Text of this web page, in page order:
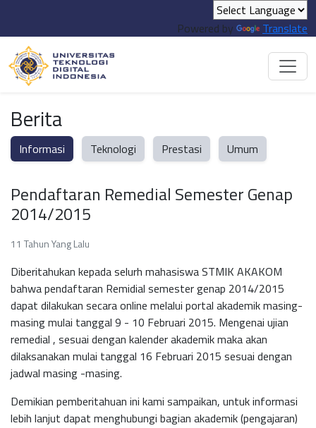
Powered by Translate
Berita
Informasi Teknologi Prestasi Umum
Pendaftaran Remedial Semester Genap
2014/2015
11 Tahun Yang Lalu
Diberitahukan kepada selurh mahasiswa STMIK AKAKOM
bahwa pendaftaran Remidial semester genap 2014/2015
dapat dilakukan secara online melalui portal akademik masing-
masing mulai tanggal 9 - 10 Februari 2015. Mengenai ujian
remedial , sesuai dengan kalender akademik maka akan
dilaksanakan mulai tanggal 16 Februari 2015 sesuai dengan
jadwal masing -masing.
Demikian pemberitahuan ini kami sampaikan, untuk informasi
lebih lanjut dapat menghubungi bagian akademik (pengajaran)